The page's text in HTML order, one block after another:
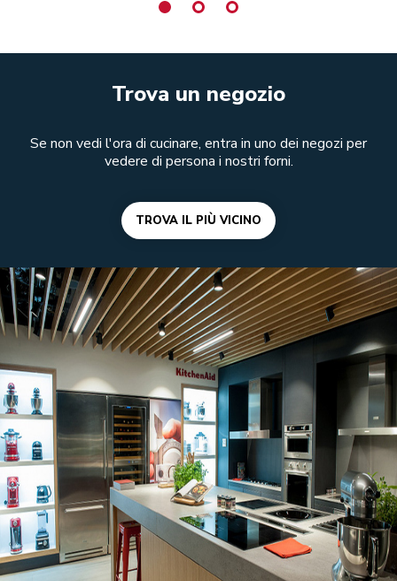
Trova un negozio
Se non vedi l'ora di cucinare, entra in uno dei negozi per
vedere di persona i nostri forni.
TROVA IL PIÙ VICINO